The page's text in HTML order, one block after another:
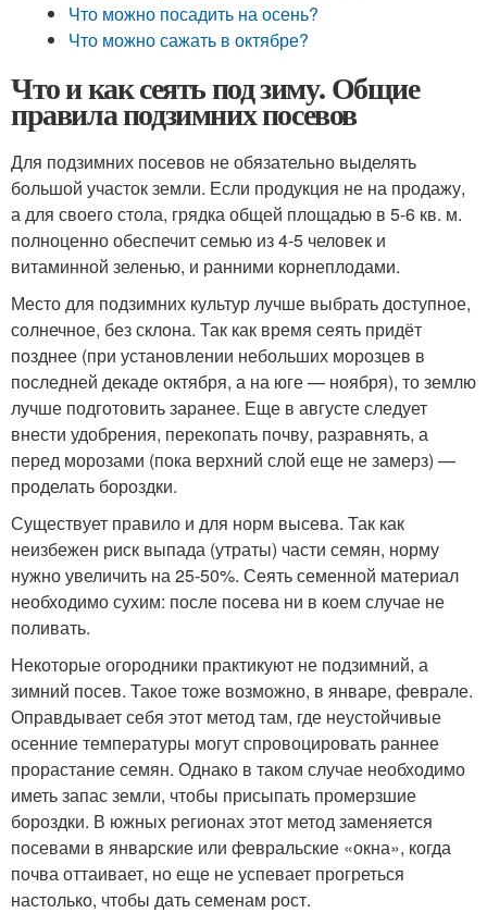
Что можно посадить на осень?
Что можно сажать в октябре?
Что и как сеять под зиму. Общие
правила подзимних посевов
Для подзимних посевов не обязательно выделять
большой участок земли. Если продукция не на продажу,
а для своего стола, грядка общей площадью в 5-6 кв. м.
полноценно обеспечит семью из 4-5 человек и
витаминной зеленью, и ранними корнеплодами.
Место для подзимних культур лучше выбрать доступное,
солнечное, без склона. Так как время сеять придёт
позднее (при установлении небольших морозцев в
последней декаде октября, а на юге — ноября), то землю
лучше подготовить заранее. Еще в августе следует
внести удобрения, перекопать почву, разравнять, а
перед морозами (пока верхний слой еще не замерз) —
проделать бороздки.
Существует правило и для норм высева. Так как
неизбежен риск выпада (утраты) части семян, норму
нужно увеличить на 25-50%. Сеять семенной материал
необходимо сухим: после посева ни в коем случае не
поливать.
Некоторые огородники практикуют не подзимний, а
зимний посев. Такое тоже возможно, в январе, феврале.
Оправдывает себя этот метод там, где неустойчивые
осенние температуры могут спровоцировать раннее
прорастание семян. Однако в таком случае необходимо
иметь запас земли, чтобы присыпать промерзшие
бороздки. В южных регионах этот метод заменяется
посевами в январские или февральские «окна», когда
почва оттаивает, но еще не успевает прогреться
настолько, чтобы дать семенам рост.